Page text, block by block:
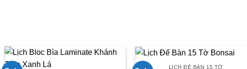
LỊCH ĐỂ BÀN 15 TỜ